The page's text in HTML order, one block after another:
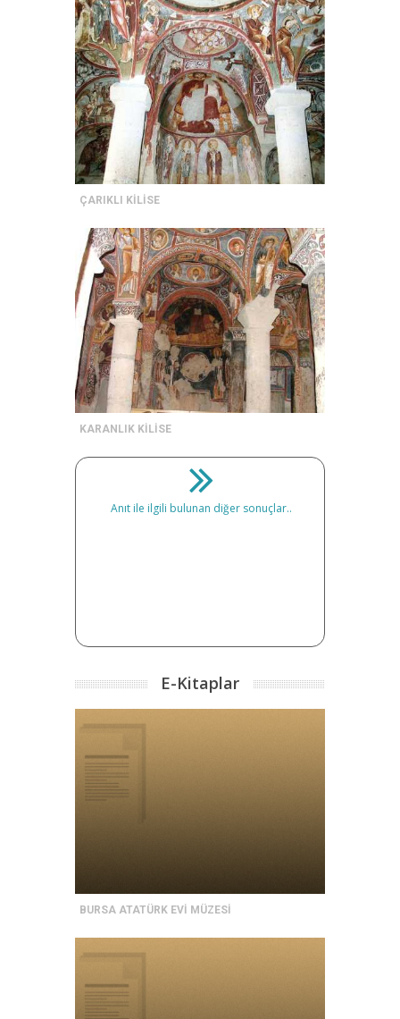
ÇARIKLI KİLİSE
KARANLIK KİLİSE
Anıt ile ilgili bulunan diğer sonuçlar..
E-Kitaplar
BURSA ATATÜRK EVİ MÜZESİ